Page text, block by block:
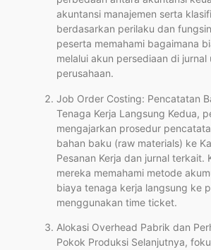
akuntansi manajemen serta
berdasarkan perilaku dan
peserta memahami bagaimana
melalui akun persediaan di jurnal
perusahaan.
Job Order Costing: Pencatatan
Tenaga Kerja Langsung Kedua,
mengajarkan prosedur
bahan baku (raw materials) ke
Pesanan Kerja dan jurnal terkait.
mereka memahami metode
biaya tenaga kerja langsung ke
menggunakan time ticket.
Alokasi Overhead Pabrik dan
Pokok Produksi Selanjutnya,